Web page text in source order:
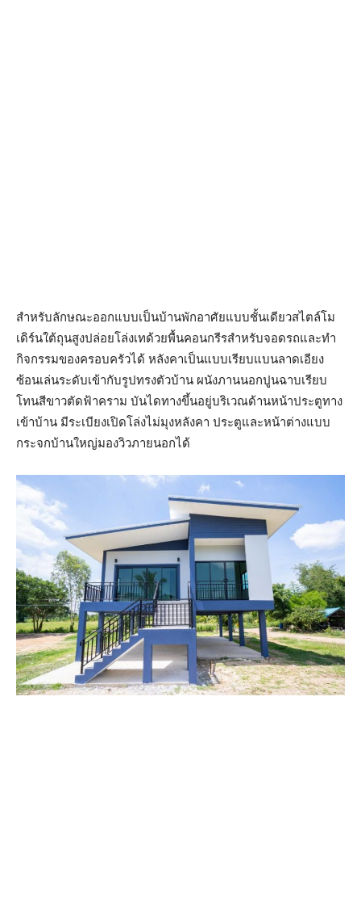
สำหรับลักษณะออกแบบเป็นบ้านพักอาศัยแบบชั้นเดียวสไตล์โม
เดิร์นใต้ถุนสูงปล่อยโล่งเทด้วยพื้นคอนกรีรสำหรับจอดรถและทำ
กิจกรรมของครอบครัวได้ หลังคาเป็นแบบเรียบแบนลาดเอียง
ซ้อนเล่นระดับเข้ากับรูปทรงตัวบ้าน ผนังภานนอกปูนฉาบเรียบ
โทนสีขาวตัดฟ้าคราม บันไดทางขึ้นอยู่บริเวณด้านหน้าประตูทาง
เข้าบ้าน มีระเบียงเปิดโล่งไม่มุงหลังคา ประตูและหน้าต่างแบบ
กระจกบ้านใหญ่มองวิวภายนอกได้